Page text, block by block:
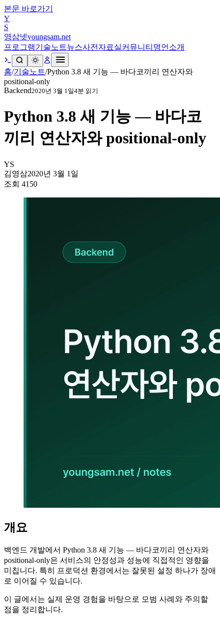
본문 바로가기
Y
S
영삼넷youngsam.net
프로그램기술노트뉴스사전 자료실커뮤니티 명언 소개
홈/기술노트/Python 3.8 새 기능 — 바다코끼리 연산자와
positional-only
Backend2020년 3월 1일4분 읽기
Python 3.8 새 기능 — 바다코
끼리 연산자와 positional-only
YS
김영삼2020년 3월 1일
조회 4150
개요
백엔드 개발에서 Python 3.8 새 기능 — 바다코끼리 연산자와
positional-only은 서비스의 안정성과 성능에 직접적인 영향을
미칩니다. 특히 프로덕션 환경에서는 잘못된 설정 하나가 장애
로 이어질 수 있습니다.
이 글에서는 실제 운영 경험을 바탕으로 모범 사례와 주의할
점을 정리합니다.